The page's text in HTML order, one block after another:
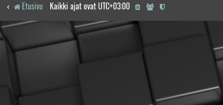
Etusivu Kaikki ajat ovat UTC+03:00